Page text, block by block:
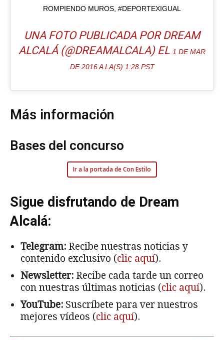
ROMPIENDO MUROS, #DEPORTEXIGUAL
UNA FOTO PUBLICADA POR DREAM
ALCALÁ (@DREAMALCALA) EL 1 DE MAR
DE 2016 A LA(S) 1:28 PST
Más información
Bases del concurso
Ir a la portada de Con Estilo
Sigue disfrutando de Dream
Alcalá:
Telegram: Recibe nuestras noticias y
contenido exclusivo (clic aquí).
Newsletter: Recibe cada tarde un correo
con nuestras últimas noticias (clic aquí).
YouTube: Suscríbete para ver nuestros
mejores vídeos (clic aquí).